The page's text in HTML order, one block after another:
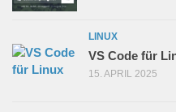
LINUX
VS Code für
15. APRIL 2025